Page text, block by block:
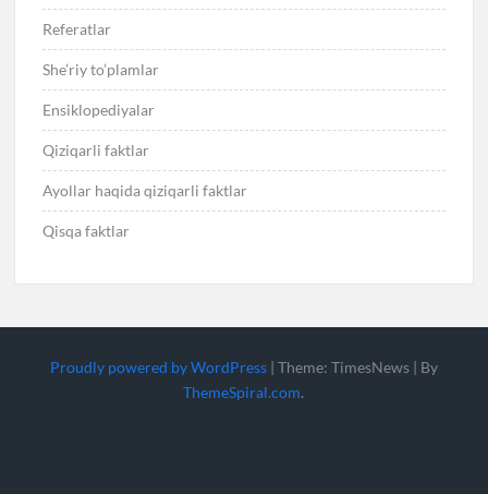
Referatlar
She’riy to’plamlar
Ensiklopediyalar
Qiziqarli faktlar
Ayollar haqida qiziqarli faktlar
Qisqa faktlar
Proudly powered by WordPress | Theme: TimesNews | By
ThemeSpiral.com.